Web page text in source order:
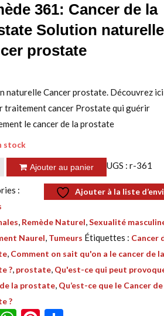
361: Cancer de la
Solution naturelle
prostate
naturelle Cancer prostate. Découvrez
traitement cancer Prostate qui guérir
le cancer de la prostate
stock
Ajouter au panier
Ajouter à la liste
UGS : r-361
:
, Remède Naturel,Sexualité
Naurel, Tumeurs Étiquettes : Cancer
, Comment on sait qu'on a le cancer de la
?, prostate, Qu'est-ce qui peut
la prostate, Qu’est-ce que le Cancer de
?